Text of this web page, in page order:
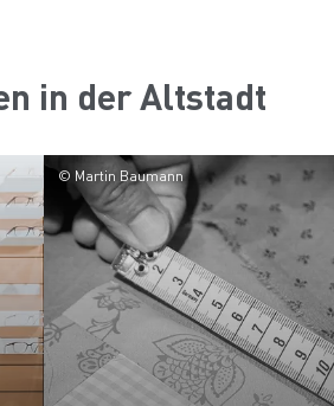
in der Altstadt
© Martin Baumann